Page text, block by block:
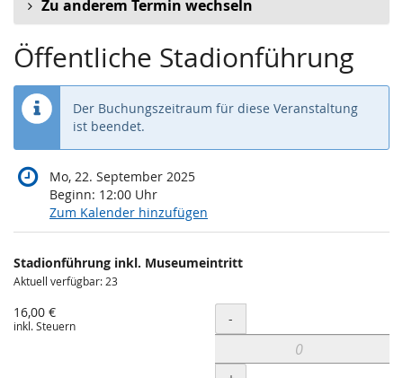
Zu anderem Termin wechseln
Öffentliche Stadionführung
Der Buchungszeitraum für diese Veranstaltung
ist beendet.
Mo, 22. September 2025
Beginn: 12:00 Uhr
Zum Kalender hinzufügen
Produkte
Unkategorisierte
Produkte
Stadionführung inkl. Museumeintritt
Aktuell verfügbar: 23
16,00 €
inkl. Steuern Menge
-